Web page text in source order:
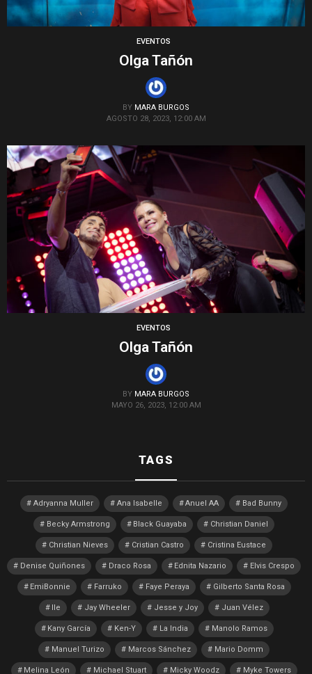
EVENTOS
Olga Tañón
BY MARA BURGOS
AGOSTO 28, 2023, 12:00 AM
EVENTOS
Olga Tañón
BY MARA BURGOS
MAYO 26, 2023, 12:00 AM
TAGS
Adryanna Muller Ana Isabelle Anuel AA Bad Bunny
Becky Armstrong Black Guayaba Christian Daniel
Christian Nieves Cristian Castro Cristina Eustace
Denise Quiñones Draco Rosa Ednita Nazario Elvis Crespo
EmiBonnie Farruko Faye Peraya Gilberto Santa Rosa
Ile Jay Wheeler Jesse y Joy Juan Vélez
Kany García Ken-Y La India Manolo Ramos
Manuel Turizo Marcos Sánchez Mario Domm
Melina León Michael Stuart Micky Woodz Myke Towers